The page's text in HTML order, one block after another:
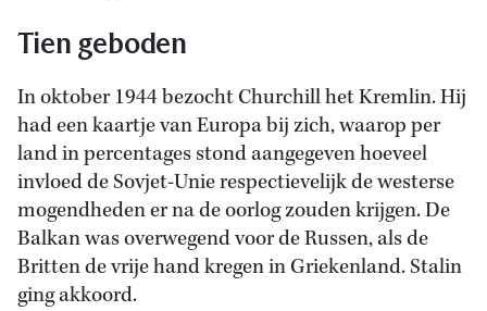
Tien geboden
In oktober 1944 bezocht Churchill het Kremlin. Hij
had een kaartje van Europa bij zich, waarop per
land in percentages stond aangegeven hoeveel
invloed de Sovjet-Unie respectievelijk de westerse
mogendheden er na de oorlog zouden krijgen. De
Balkan was overwegend voor de Russen, als de
Britten de vrije hand kregen in Griekenland. Stalin
ging akkoord.